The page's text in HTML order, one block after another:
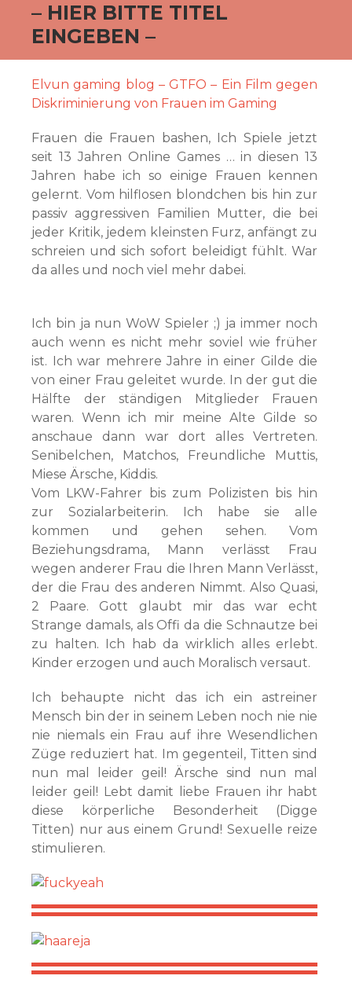
– HIER BITTE TITEL
EINGEBEN –
Elvun gaming blog – GTFO – Ein Film gegen
Diskriminierung von Frauen im Gaming
Frauen die Frauen bashen, Ich Spiele jetzt
seit 13 Jahren Online Games … in diesen 13
Jahren habe ich so einige Frauen kennen
gelernt. Vom hilflosen blondchen bis hin zur
passiv aggressiven Familien Mutter, die bei
jeder Kritik, jedem kleinsten Furz, anfängt zu
schreien und sich sofort beleidigt fühlt. War
da alles und noch viel mehr dabei.
Ich bin ja nun WoW Spieler ;) ja immer noch
auch wenn es nicht mehr soviel wie früher
ist. Ich war mehrere Jahre in einer Gilde die
von einer Frau geleitet wurde. In der gut die
Hälfte der ständigen Mitglieder Frauen
waren. Wenn ich mir meine Alte Gilde so
anschaue dann war dort alles Vertreten.
Senibelchen, Matchos, Freundliche Muttis,
Miese Ärsche, Kiddis.
Vom LKW-Fahrer bis zum Polizisten bis hin
zur Sozialarbeiterin. Ich habe sie alle
kommen und gehen sehen. Vom
Beziehungsdrama, Mann verlässt Frau
wegen anderer Frau die Ihren Mann Verlässt,
der die Frau des anderen Nimmt. Also Quasi,
2 Paare. Gott glaubt mir das war echt
Strange damals, als Offi da die Schnautze bei
zu halten. Ich hab da wirklich alles erlebt.
Kinder erzogen und auch Moralisch versaut.
Ich behaupte nicht das ich ein astreiner
Mensch bin der in seinem Leben noch nie nie
nie niemals ein Frau auf ihre Wesendlichen
Züge reduziert hat. Im gegenteil, Titten sind
nun mal leider geil! Ärsche sind nun mal
leider geil! Lebt damit liebe Frauen ihr habt
diese körperliche Besonderheit (Digge
Titten) nur aus einem Grund! Sexuelle reize
stimulieren.